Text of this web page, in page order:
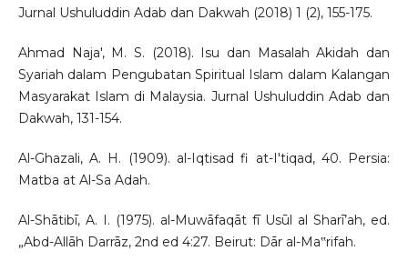
Jurnal Ushuluddin Adab dan Dakwah (2018) 1 (2), 155-175.
Ahmad Naja', M. S. (2018). Isu dan Masalah Akidah dan
Syariah dalam Pengubatan Spiritual Islam dalam Kalangan
Masyarakat Islam di Malaysia. Jurnal Ushuluddin Adab dan
Dakwah, 131-154.
Al-Ghazali, A. H. (1909). al-Iqtisad fi at-I'tiqad, 40. Persia:
Matba at Al-Sa Adah.
Al-Shātibī, A. I. (1975). al-Muwāfaqāt fī Usūl al Sharī’ah, ed.
„Abd-Allāh Darrāz, 2nd ed 4:27. Beirut: Dār al-Ma‟rifah.